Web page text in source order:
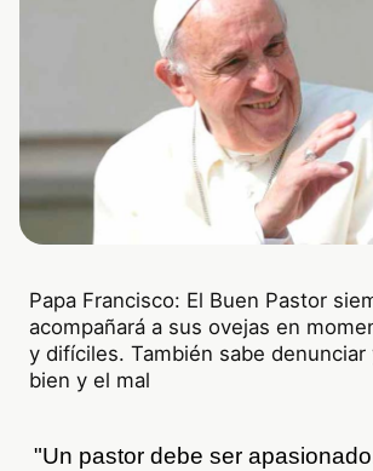
Papa Francisco: El Buen Pastor
acompañará a sus ovejas en
y difíciles. También sabe denunciar
bien y el mal
"Un pastor debe ser